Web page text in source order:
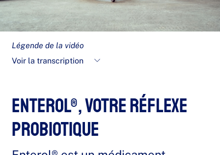
c
i
Légende de la vidéo
Voir la transcription
Enterol®, votre réflexe
probiotique